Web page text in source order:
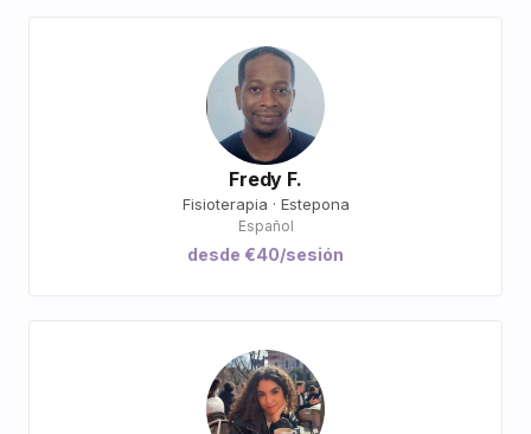
Fredy F.
Fisioterapia · Estepona
Español
desde €40/sesión